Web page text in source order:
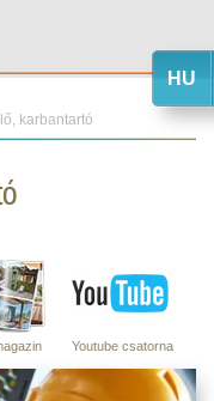
karbantartó
Youtube csatorna
HU